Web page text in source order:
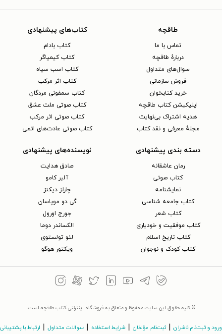
طاقچه
تماس با ما
دربارهٔ طاقچه
سوال‌های متداول
فروش سازمانی
خرید کتابخوان
اپلیکیشن کتاب طاقچه
هدیه اشتراک بی‌نهایت
مجلهٔ معرفی و نقد کتاب
کتاب‌های پیشنهادی
کتاب بادام
کتاب کیمیاگر
کتاب اسب سیاه
کتاب اثر مرکب
کتاب سمفونی مردگان
کتاب صوتی ملت عشق
کتاب صوتی اثر مرکب
کتاب صوتی عادت‌های اتمی
دسته بندی پیشنهادی
رمان عاشقانه
کتاب‌ صوتی
نمایشنامه
کتاب جامعه شناسی
کتاب شعر
کتاب موفقیت و خودیاری
کتاب تاریخ اسلام
کتاب کودک و نوجوان
نویسنده‌های پیشنهادی
صادق هدایت
آلبر کامو
چارلز دیکنز
گی دو موپاسان
جورج اورول
الکساندر دوما
لئو تولستوی
ویکتور هوگو
© کلیه حقوق این سایت محفوظ و متعلق به فروشگاه اینترنتی کتاب طاقچه است.
ورود و ثبت‌نام ناشران | ثبت‌نام مؤلفان | شرایط استفاده | سوالات متداول | ارتباط با پشتیبانی